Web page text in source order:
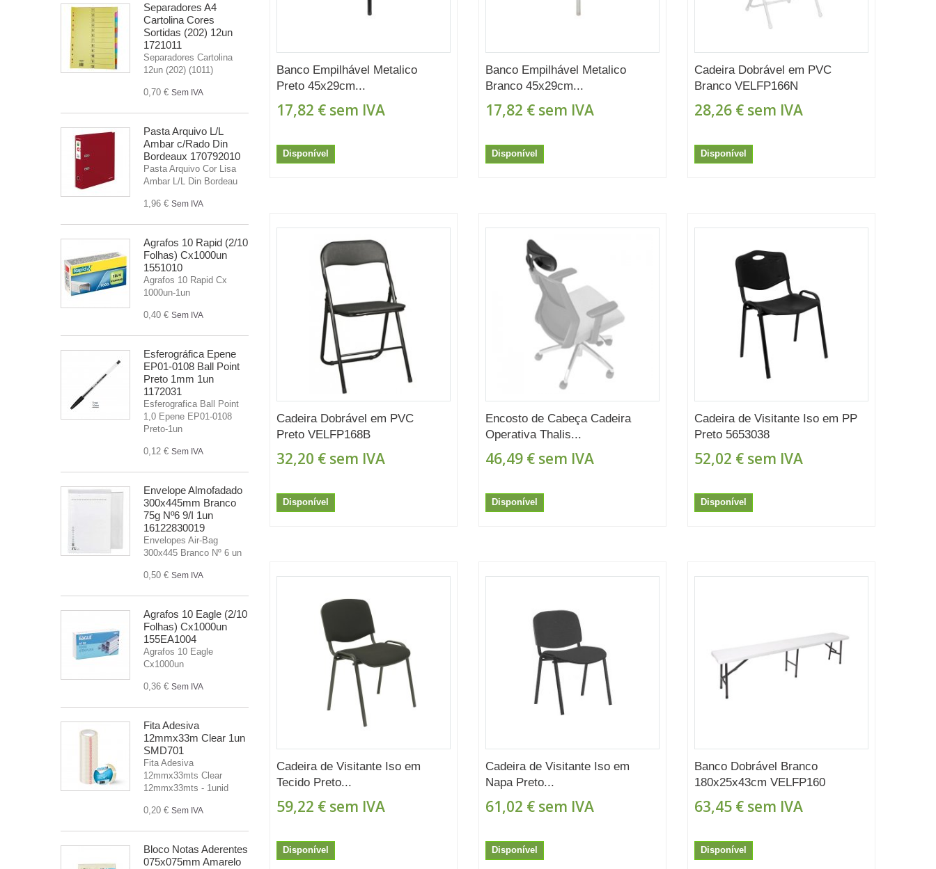
Separadores A4
Cartolina Cores
Sortidas (202) 12un
1721011
Separadores Cartolina
12un (202) (1011)
0,70 € Sem IVA
Pasta Arquivo L/L
Ambar c/Rado Din
Bordeaux 170792010
Pasta Arquivo Cor Lisa
Ambar L/L Din Bordeau
1,96 € Sem IVA
Agrafos 10 Rapid (2/10
Folhas) Cx1000un
1551010
Agrafos 10 Rapid Cx
1000un-1un
0,40 € Sem IVA
Esferográfica Epene
EP01-0108 Ball Point
Preto 1mm 1un
1172031
Esferografica Ball Point
1,0 Epene EP01-0108
Preto-1un
0,12 € Sem IVA
Envelope Almofadado
300x445mm Branco
75g Nº6 9/I 1un
16122830019
Envelopes Air-Bag
300x445 Branco Nº 6 un
0,50 € Sem IVA
Agrafos 10 Eagle (2/10
Folhas) Cx1000un
155EA1004
Agrafos 10 Eagle
Cx1000un
0,36 € Sem IVA
Fita Adesiva
12mmx33m Clear 1un
SMD701
Fita Adesiva
12mmx33mts Clear
12mmx33mts - 1unid
0,20 € Sem IVA
Bloco Notas Aderentes
075x075mm Amarelo
Banco Empilhável Metalico
Preto 45x29cm...
17,82 € sem IVA
Disponível
Banco Empilhável Metalico
Branco 45x29cm...
17,82 €sem IVA
Disponível
Cadeira Dobrável em PVC
Branco VELFP166N
28,26 €sem IVA
Disponível
Cadeira Dobrável em PVC
Preto VELFP168B
32,20 € sem IVA
Disponível
Encosto de Cabeça Cadeira
Operativa Thalis...
46,49 €sem IVA
Disponível
Cadeira de Visitante Iso em PP
Preto 5653038
52,02 €sem IVA
Disponível
Cadeira de Visitante Iso em
Tecido Preto...
59,22 € sem IVA
Disponível
Cadeira de Visitante Iso em
Napa Preto...
61,02 €sem IVA
Disponível
Banco Dobrável Branco
180x25x43cm VELFP160
63,45 €sem IVA
Disponível